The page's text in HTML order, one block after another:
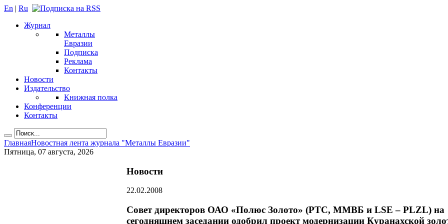
En | Ru
Журнал
Металлы
Евразии
Подписка
Реклама
Контакты
Новости
Издательство
Книжная полка
Конференции
Контакты
ГлавнаяНовостная лента журнала "Металлы Евразии"
Пятница, 07 августа, 2026
Новости
22.02.2008
Совет директоров ОАО «Полюс Золото» (РТС, ММВБ и LSE – PLZL) на
сегодняшнем заседании одобрил проект модернизации Куранахской